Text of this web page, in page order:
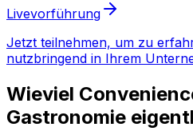
Livevorführung
Jetzt teilnehmen, um zu
nutzbringend in Ihrem
Wieviel
Gastronomie